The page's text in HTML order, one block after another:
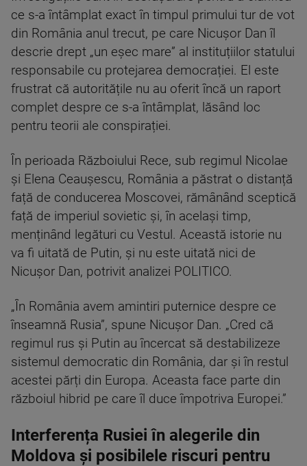
ce s-a întâmplat exact în timpul primului tur de vot
din România anul trecut, pe care Nicușor Dan îl
descrie drept „un eșec mare” al instituțiilor statului
responsabile cu protejarea democrației. El este
frustrat că autoritățile nu au oferit încă un raport
complet despre ce s-a întâmplat, lăsând loc
pentru teorii ale conspirației.
În perioada Războiului Rece, sub regimul Nicolae
și Elena Ceaușescu, România a păstrat o distanță
față de conducerea Moscovei, rămânând sceptică
față de imperiul sovietic și, în același timp,
menținând legături cu Vestul. Această istorie nu
va fi uitată de Putin, și nu este uitată nici de
Nicușor Dan, potrivit analizei POLITICO.
„În România avem amintiri puternice despre ce
înseamnă Rusia”, spune Nicușor Dan. „Cred că
regimul rus și Putin au încercat să destabilizeze
sistemul democratic din România, dar și în restul
acestei părți din Europa. Aceasta face parte din
războiul hibrid pe care îl duce împotriva Europei.”
Interferența Rusiei în alegerile din
Moldova și posibilele riscuri pentru